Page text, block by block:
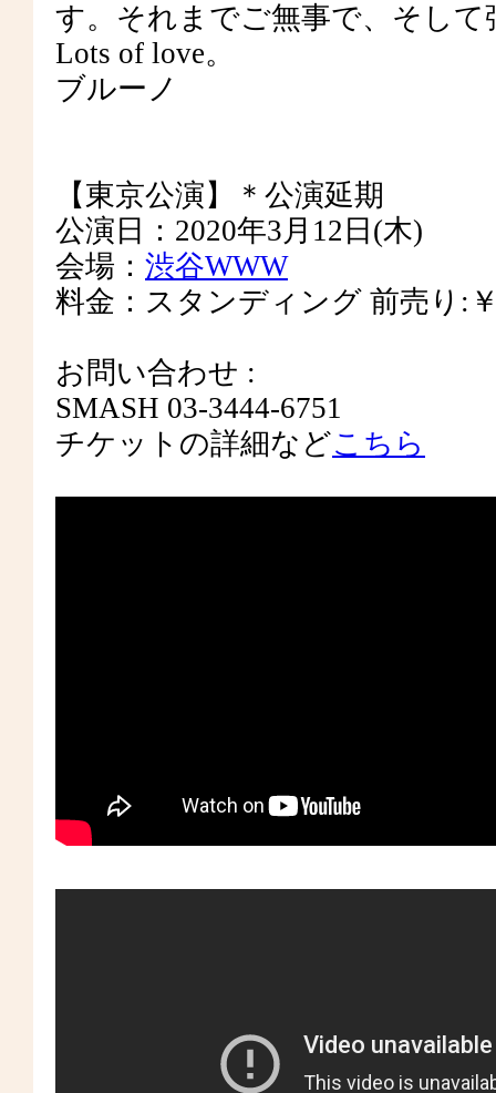
す。それまでご無事で、そし
Lots of love。
ブルーノ
【東京公演】＊公演延期
公演日：2020年3月12日(木)
会場： 渋谷WWW
料金：スタンディング 前売り:
お問い合わせ :
SMASH 03-3444-6751
チケットの詳細などこちら